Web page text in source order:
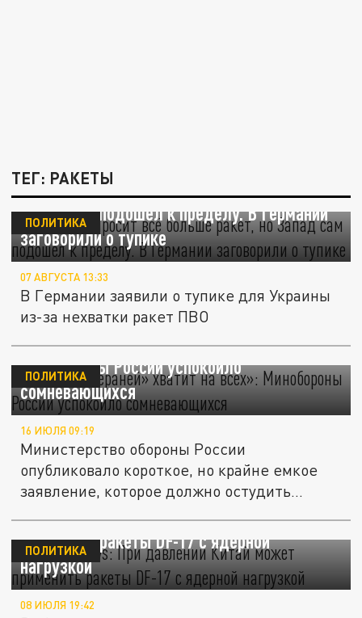
ТЕГ: РАКЕТЫ
Зеленский просит всё больше ракет, но
Запад сам подошел к пределу. В Германии
заговорили о тупике
ПОЛИТИКА
07 АВГУСТА 13:33
В Германии заявили о тупике для Украины
из-за нехватки ракет ПВО
«Ракет и «Гераней» хватит на всех»:
Минобороны России успокоило
сомневающихся
ПОЛИТИКА
16 ИЮЛЯ 09:19
Министерство обороны России
опубликовало короткое, но крайне емкое
заявление, которое должно остудить
Defense News: При давлении Китай может
применить ракеты DF-17 с ядерной
нагрузкой
ПОЛИТИКА
08 ИЮЛЯ 19:42